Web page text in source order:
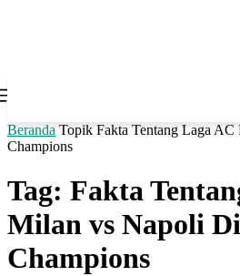
Beranda Topik Fakta Tentang Laga
Champions
Tag: Fakta
Milan vs Napoli
Champions